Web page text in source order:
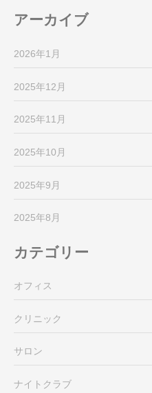
アーカイブ
2026年1月
2025年12月
2025年11月
2025年10月
2025年9月
2025年8月
カテゴリー
オフィス
クリニック
サロン
ナイトクラブ